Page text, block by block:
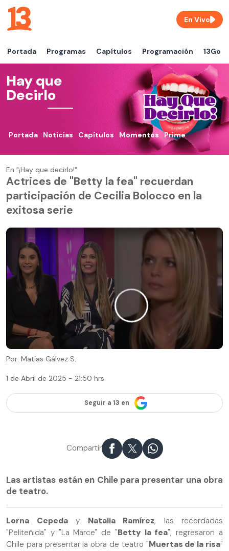
Portada Programas Capítulos Programación 13Go
En Vivo
Hay que
Decirlo
Portada Noticias Capítulos Momentos Prime
En "¡Hay que decirlo!"
Actrices de "Betty la fea" recuerdan
participación de Cecilia Bolocco en la
exitosa serie
Por: Matías Gálvez S.
1 de Abril de 2025 - 21:50 hrs.
Seguir a 13 en
Compartir
Las artistas están en Chile para presentar una obra
de teatro.
Lorna Cepeday Natalia Ramírez, las recordadas
"Peliteñida" y "La Marce" de "Betty la fea", regresaron a
Chile para presentar la obra de teatro "Muertas de la risa"